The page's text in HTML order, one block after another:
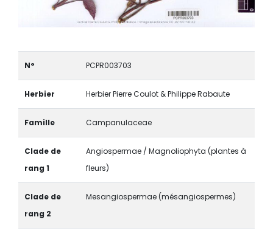
N° PCPR003703
Herbier Herbier Pierre Coulot & Philippe Rabaute
Famille Campanulaceae
Clade de
rang 1
Angiospermae / Magnoliophyta (plantes à
fleurs)
Clade de
rang 2
Mesangiospermae (mésangiospermes)